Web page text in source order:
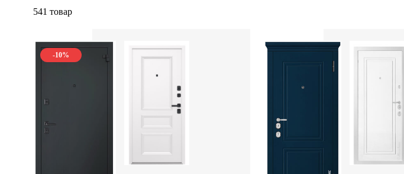
541 товар
-10%